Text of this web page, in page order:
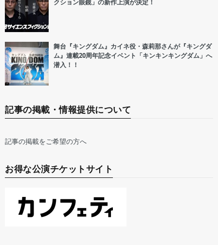
クション眼鏡」の新作上演が決定！
舞台『キングダム』カイネ役・森莉那さんが『キングダ
ム』連載20周年記念イベント「キンキンキングダム」へ
潜入！！
記事の掲載・情報提供について
記事の掲載をご希望の方へ
お得な公演チケットサイト